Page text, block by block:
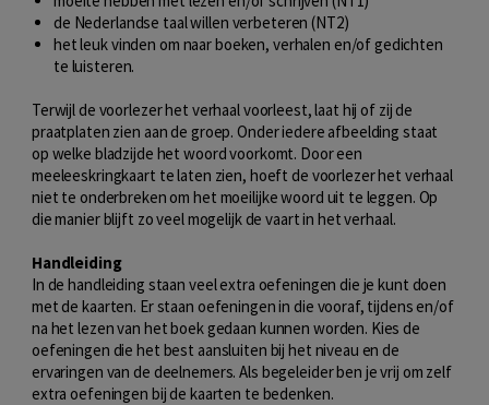
de Nederlandse taal willen verbeteren (NT2)
het leuk vinden om naar boeken, verhalen en/of gedichten
te luisteren.
Terwijl de voorlezer het verhaal voorleest, laat hij of zij de
praatplaten zien aan de groep. Onder iedere afbeelding staat
op welke bladzijde het woord voorkomt. Door een
meeleeskringkaart te laten zien, hoeft de voorlezer het verhaal
niet te onderbreken om het moeilijke woord uit te leggen. Op
die manier blijft zo veel mogelijk de vaart in het verhaal.
Handleiding
In de handleiding staan veel extra oefeningen die je kunt doen
met de kaarten. Er staan oefeningen in die vooraf, tijdens en/of
na het lezen van het boek gedaan kunnen worden. Kies de
oefeningen die het best aansluiten bij het niveau en de
ervaringen van de deelnemers. Als begeleider ben je vrij om zelf
extra oefeningen bij de kaarten te bedenken.